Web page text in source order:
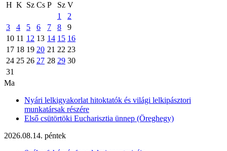
H K Sz Cs P Sz V
1
2
3
4 5 6 7 8
9
10 11 12 13 14 15 16
17 18 19 20 21 22 23
24 25 26 27 28 29 30
31
Ma
Nyári lelkigyakorlat hitoktatók és világi lelkipásztori
munkatársak részére
Első csütörtöki Eucharisztia ünnep (Öreghegy)
2026.08.14. péntek